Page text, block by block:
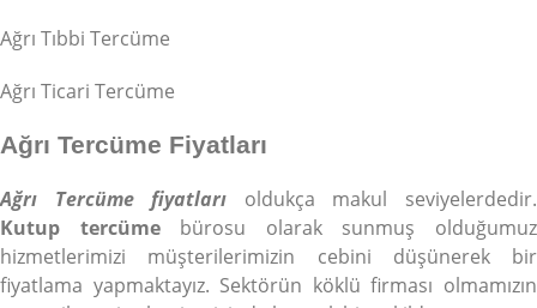
Ağrı Tıbbi Tercüme
Ağrı Ticari Tercüme
Ağrı Tercüme Fiyatları
Ağrı Tercüme fiyatları oldukça makul seviyelerdedir.
Kutup tercümebürosu olarak sunmuş olduğumuz
hizmetlerimizi müşterilerimizin cebini düşünerek bir
fiyatlama yapmaktayız. Sektörün köklü firması olmamızın